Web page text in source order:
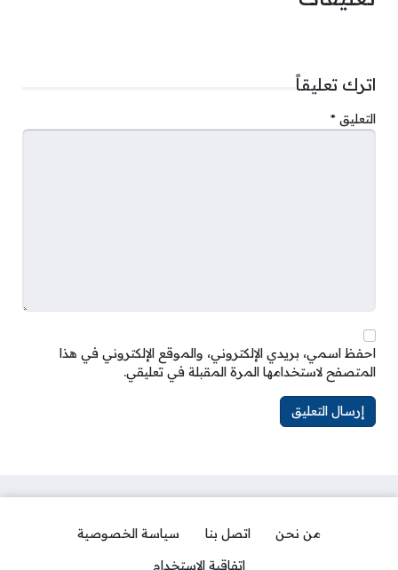
اترك تعليقاً
التعليق *
احفظ اسمي، بريدي الإلكتروني، والموقع الإلكتروني في هذا
المتصفح لاستخدامها المرة المقبلة في تعليقي.
من نحن اتصل بنا
سياسة الخصوصية
اتفاقية الاستخدام